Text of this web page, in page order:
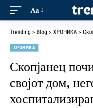
Aa
Trending > Blog > ХРОНИКА >
ХРОНИКА
Скопјанец
својот дом,